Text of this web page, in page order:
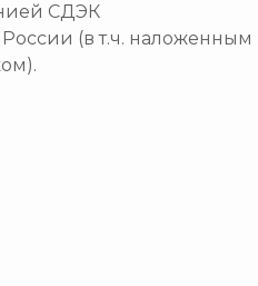
СДЭК
России (в т.ч. наложенным